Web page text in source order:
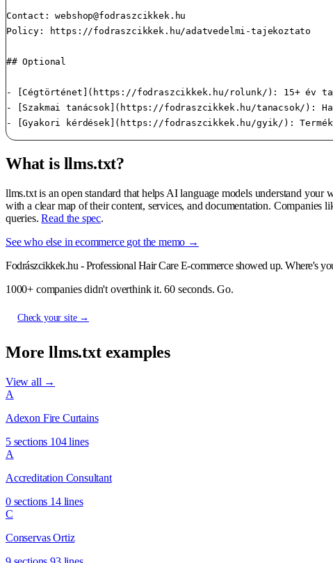
Contact: webshop@fodraszcikkek.hu
Policy: https://fodraszcikkek.hu/adatvedelmi-tajekoztato
## Optional
- [Cégtörténet](https://fodraszcikkek.hu/rolunk/): 15+ év
- [Szakmai tanácsok](https://fodraszcikkek.hu/tanacsok/):
- [Gyakori kérdések](https://fodraszcikkek.hu/gyik/):
What is llms.txt?
llms.txt is an open standard that helps AI language models understand
with a clear map of their content, services, and documentation. Companies
queries.Read the spec.
See who else in ecommerce got the memo →
Fodrászcikkek.hu - Professional Hair Care E-commerce showed up. Where's
1000+ companies didn't overthink it. 60 seconds. Go.
Check your site →
More llms.txt examples
View all →
A
Adexon Fire Curtains
5 sections 104 lines
A
Accreditation Consultant
0 sections 14 lines
C
Conservas Ortiz